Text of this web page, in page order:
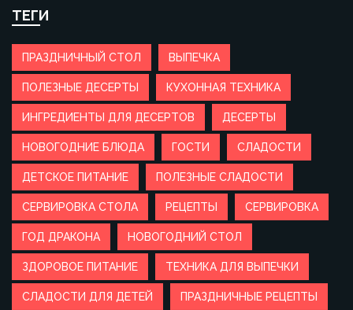
ТЕГИ
ПРАЗДНИЧНЫЙ СТОЛ ВЫПЕЧКА
ПОЛЕЗНЫЕ ДЕСЕРТЫ КУХОННАЯ ТЕХНИКА
ИНГРЕДИЕНТЫ ДЛЯ ДЕСЕРТОВ ДЕСЕРТЫ
НОВОГОДНИЕ БЛЮДА ГОСТИ СЛАДОСТИ
ДЕТСКОЕ ПИТАНИЕ ПОЛЕЗНЫЕ СЛАДОСТИ
СЕРВИРОВКА СТОЛА РЕЦЕПТЫ СЕРВИРОВКА
ГОД ДРАКОНА НОВОГОДНИЙ СТОЛ
ЗДОРОВОЕ ПИТАНИЕ ТЕХНИКА ДЛЯ ВЫПЕЧКИ
СЛАДОСТИ ДЛЯ ДЕТЕЙ ПРАЗДНИЧНЫЕ РЕЦЕПТЫ